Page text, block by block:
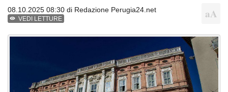
08.10.2025 08:30 di Redazione Perugia24.net
VEDI LETTURE